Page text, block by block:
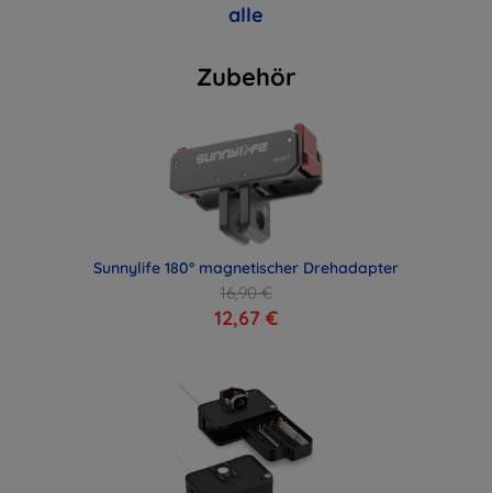
alle
Zubehör
Sunnylife 180° magnetischer Drehadapter
16,90 €
12,67 €